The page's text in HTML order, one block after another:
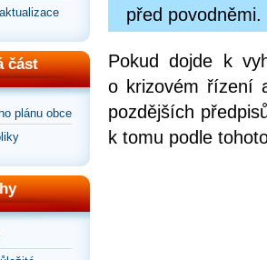
část
plánu obce
před
Pokud dojde k
o krizovém řízení
pozdějších
k tomu podle